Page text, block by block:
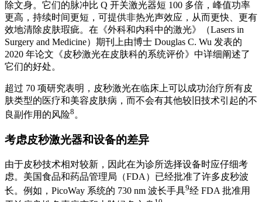
除文身。它们的脉冲比 Q 开关激光器短 100 多倍，峰值功率
更高，持续时间更短，可提供非热光声效应，从而更快、更有
效地清除皮肤瑕疵。在《外科和内科中的激光》（Lasers in
Surgery and Medicine）期刊上由博士 Douglas C. Wu 发表的
2020 年论文《皮秒激光在皮肤科的系统评价》中详细阐述了
它们的好处。
超过 70 项研究表明，皮秒激光在临床上可以成功治疗所有皮
肤类型的医疗和美容皮肤病，而不会有其他较旧技术引起的不
良副作用的风险8。
考虑皮秒激光器和设备的差异
由于皮秒技术相对较新，因此在为诊所选择设备时应仔细考
虑。美国食品和药品管理局（FDA）已经批准了许多皮秒波
长。例如，PicoWay 系统的 730 nm 波长手具9经 FDA 批准用